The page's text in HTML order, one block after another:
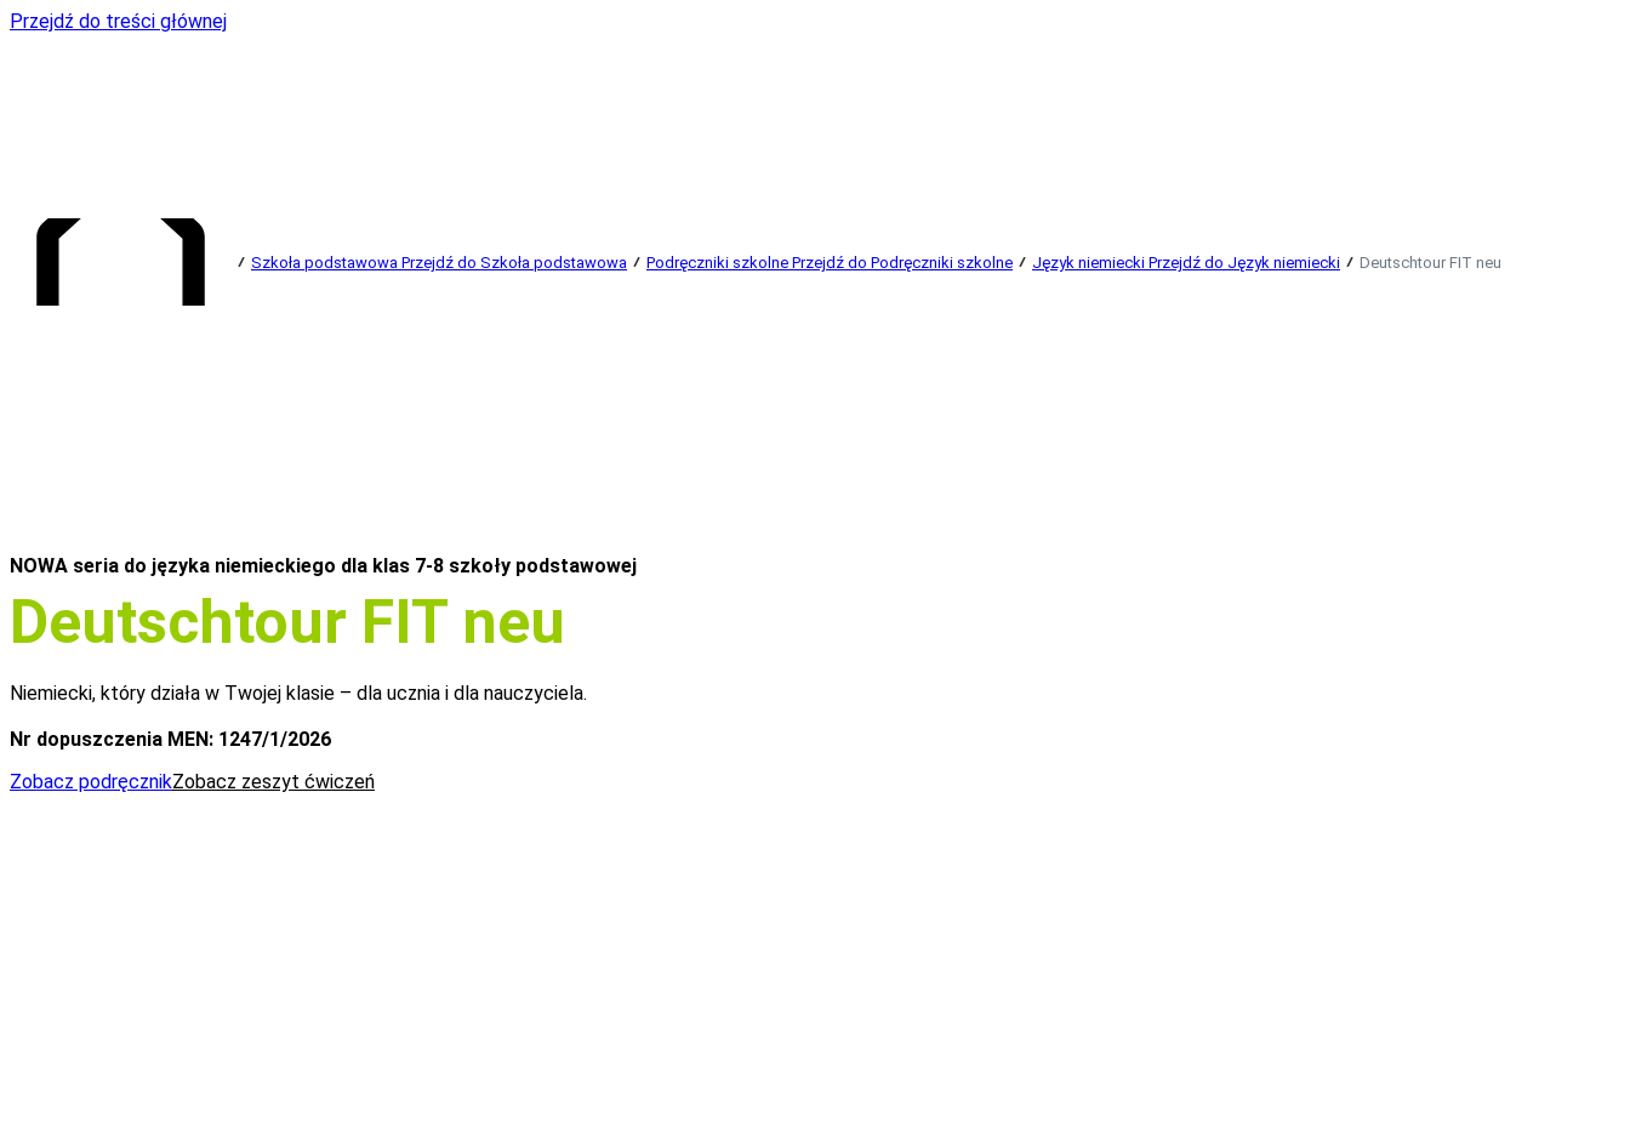
Przejdź do treści głównej
Szkoła podstawowa Przejdź do Szkoła podstawowa Podręczniki szkolne Przejdź do Podręczniki szkolne Język niemiecki Przejdź do Język niemiecki Deutschtour FIT neu
NOWA seria do języka niemieckiego dla klas 7-8 szkoły podstawowej
Deutschtour FIT neu
Niemiecki, który działa w Twojej klasie – dla ucznia i dla nauczyciela.
Nr dopuszczenia MEN: 1247/1/2026
Zobacz podręcznikZobacz zeszyt ćwiczeń